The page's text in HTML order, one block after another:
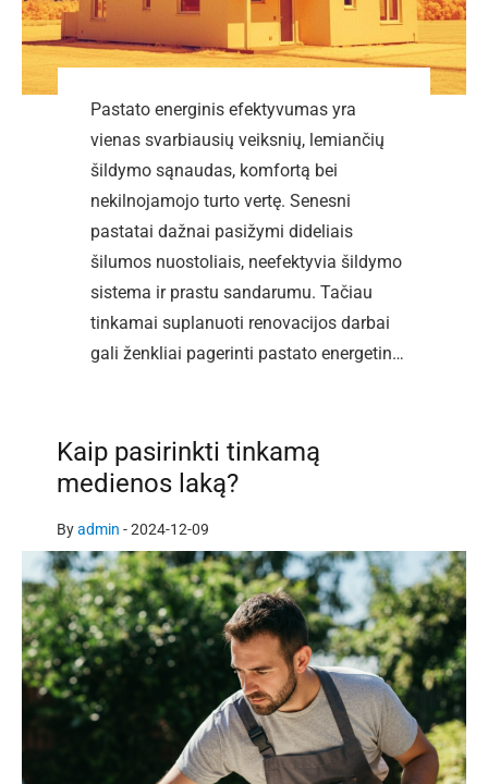
Pastato energinis efektyvumas yra
vienas svarbiausių veiksnių, lemiančių
šildymo sąnaudas, komfortą bei
nekilnojamojo turto vertę. Senesni
pastatai dažnai pasižymi dideliais
šilumos nuostoliais, neefektyvia šildymo
sistema ir prastu sandarumu. Tačiau
tinkamai suplanuoti renovacijos darbai
gali ženkliai pagerinti pastato energetin…
Kaip pasirinkti tinkamą
medienos laką?
Byadmin -2024-12-09